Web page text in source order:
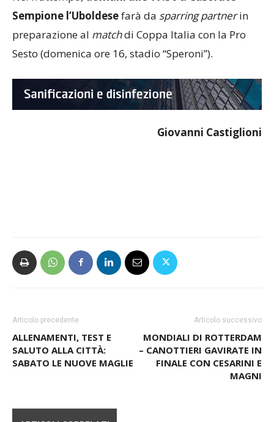
Nel frattempo,
domani alle 17.30 a Casorate
Sempione l’Uboldesefarà da
Giovanni Castiglioni
ALLENAMENTI, TEST E
SALUTO ALLA CITTÀ:
MONDIALI DI ROTTERDAM
– CANOTTIERI GAVIRATE IN
FINALE CON CESARINI E